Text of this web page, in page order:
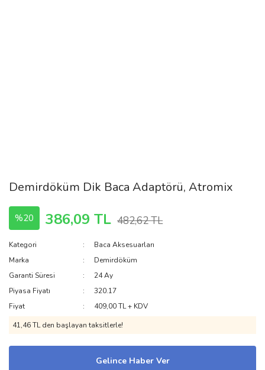
Demirdöküm Dik Baca Adaptörü, Atromix
%20 386,09 TL 482,62 TL
Kategori
Baca Aksesuarları
Marka
Demirdöküm
Garanti Süresi
24 Ay
Piyasa Fiyatı
320.17
Fiyat
409,00 TL + KDV
41,46 TL den başlayan taksitlerle!
Gelince Haber Ver